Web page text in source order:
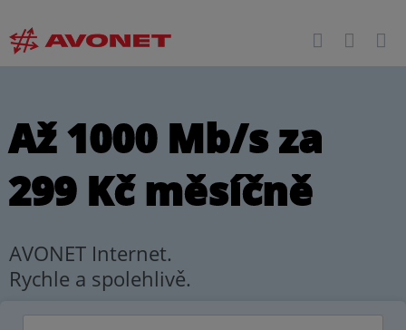
Až 1000 Mb/s za
299 Kč měsíčně
AVONET Internet.
Rychle a spolehlivě.